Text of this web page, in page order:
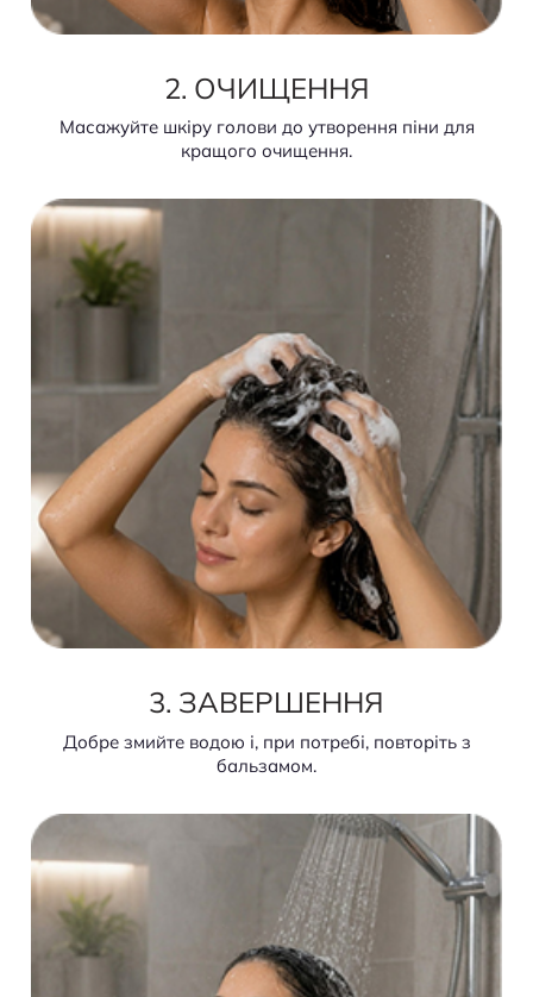
2. ОЧИЩЕННЯ
Масажуйте шкіру голови до утворення піни для
кращого очищення.
3. ЗАВЕРШЕННЯ
Добре змийте водою і, при потребі, повторіть з
бальзамом.